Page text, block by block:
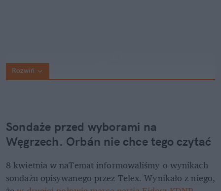
Rozwiń
Sondaże przed wyborami na
Węgrzech. Orbán nie chce tego czytać
8 kwietnia w naTemat informowaliśmy o wynikach
sondażu opisywanego przez Telex. Wynikało z niego,